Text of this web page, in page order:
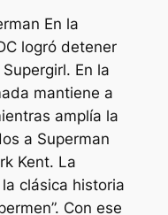
En la
logró detener
En la
mantiene a
amplía la
a Superman
Kent. La
clásica historia
Con ese